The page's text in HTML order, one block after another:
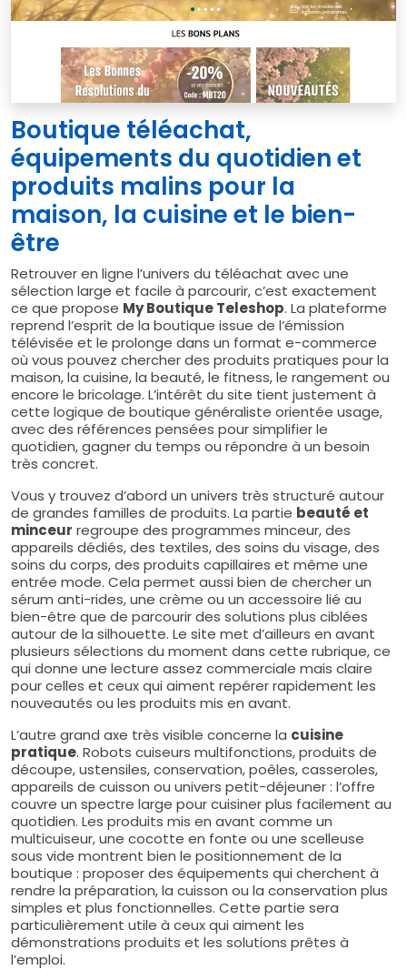
Boutique téléachat,
équipements du quotidien et
produits malins pour la
maison, la cuisine et le bien-
être
Retrouver en ligne l’univers du téléachat avec une
sélection large et facile à parcourir, c’est exactement
ce que propose My Boutique Teleshop. La plateforme
reprend l’esprit de la boutique issue de l’émission
télévisée et le prolonge dans un format e-commerce
où vous pouvez chercher des produits pratiques pour la
maison, la cuisine, la beauté, le fitness, le rangement ou
encore le bricolage. L’intérêt du site tient justement à
cette logique de boutique généraliste orientée usage,
avec des références pensées pour simplifier le
quotidien, gagner du temps ou répondre à un besoin
très concret.
Vous y trouvez d’abord un univers très structuré autour
de grandes familles de produits. La partie beauté et
minceur regroupe des programmes minceur, des
appareils dédiés, des textiles, des soins du visage, des
soins du corps, des produits capillaires et même une
entrée mode. Cela permet aussi bien de chercher un
sérum anti-rides, une crème ou un accessoire lié au
bien-être que de parcourir des solutions plus ciblées
autour de la silhouette. Le site met d’ailleurs en avant
plusieurs sélections du moment dans cette rubrique, ce
qui donne une lecture assez commerciale mais claire
pour celles et ceux qui aiment repérer rapidement les
nouveautés ou les produits mis en avant.
L’autre grand axe très visible concerne la cuisine
pratique. Robots cuiseurs multifonctions, produits de
découpe, ustensiles, conservation, poêles, casseroles,
appareils de cuisson ou univers petit-déjeuner : l’offre
couvre un spectre large pour cuisiner plus facilement au
quotidien. Les produits mis en avant comme un
multicuiseur, une cocotte en fonte ou une scelleuse
sous vide montrent bien le positionnement de la
boutique : proposer des équipements qui cherchent à
rendre la préparation, la cuisson ou la conservation plus
simples et plus fonctionnelles. Cette partie sera
particulièrement utile à ceux qui aiment les
démonstrations produits et les solutions prêtes à
l’emploi.